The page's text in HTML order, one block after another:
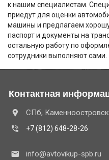
к нашим специалистам.
приедут для оценки
машины и предлагаем
паспорт и документы на
остальную работу по
сотрудники выполняют сами.
Контактная
СПб,
+7 (812) 648-28-26
info@avtovikup-spb.ru